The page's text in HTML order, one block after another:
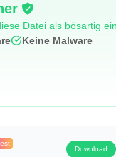
Datei als bösartig
Keine Malware
Download